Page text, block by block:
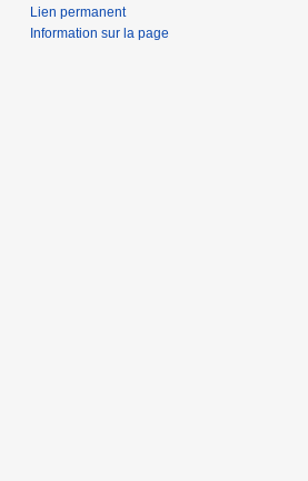
Lien permanent
Information sur la page